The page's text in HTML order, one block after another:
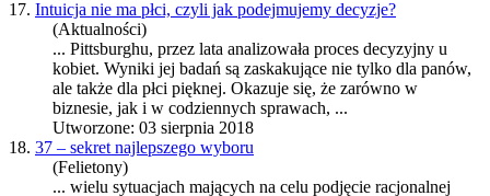
17. Intuicja nie ma płci, czyli jak podejmujemy decyzje?
(Aktualności)
... Pittsburghu, przez lata analizowała proces decyzyjny u
kobiet. Wyniki jej badań są zaskakujące nie tylko dla panów,
ale także dla płci pięknej. Okazuje się, że zarówno w
biznesie, jak i w codziennych sprawach, ...
Utworzone: 03 sierpnia 2018
18. 37 – sekret najlepszego wyboru
(Felietony)
... wielu sytuacjach mających na celu podjęcie racjonalnej